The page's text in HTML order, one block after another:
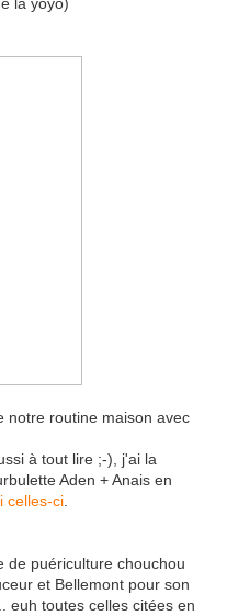
notre routine maison avec
à tout lire ;-), j'ai la
Aden + Anais en
celles-ci
de puériculture chouchou
et Bellemont pour son
euh toutes celles citées en